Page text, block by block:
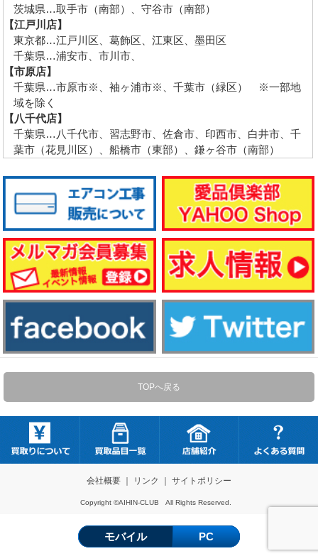
茨城県…取手市（南部）、守谷市（南部）
【江戸川店】
東京都…江戸川区、葛飾区、江東区、墨田区
千葉県…浦安市、市川市、
【市原店】
千葉県…市原市※、袖ヶ浦市※、千葉市（緑区） ※一部地
域を除く
【八千代店】
千葉県…八千代市、習志野市、佐倉市、印西市、白井市、千
葉市（花見川区）、船橋市（東部）、鎌ヶ谷市（南部）
TOPへ戻る
会社概要｜ リンク サイトポリシー
Copyright ©AIHIN-CLUB All Rights Reserved.
モバイル PC